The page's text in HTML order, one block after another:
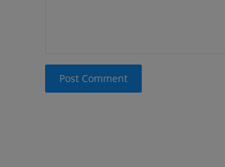
Post Comment